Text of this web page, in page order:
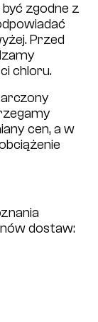
zgodne z
Przed
chloru.
cen, a w
dostaw: